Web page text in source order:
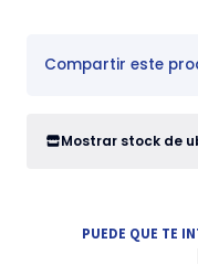
Compartir este
Mostrar stock de
PUEDE QUE TE